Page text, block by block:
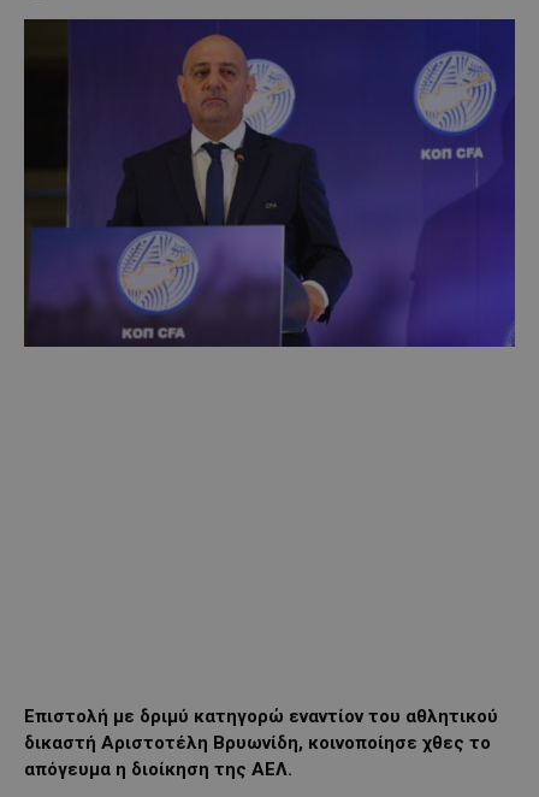
Επιστολή με δριμύ κατηγορώ εναντίον του αθλητικού
δικαστή Αριστοτέλη Βρυωνίδη, κοινοποίησε χθες το
απόγευμα η διοίκηση της ΑΕΛ.